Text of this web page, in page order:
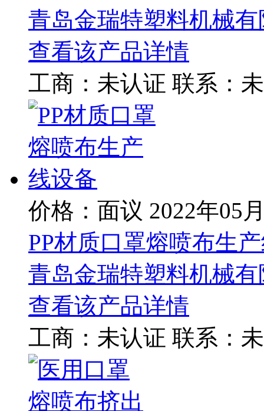
青岛金瑞特塑料机械
查看该产品详情
工商： 未认证 联系：
价格：面议 2022年05
PP材质口罩熔喷布生
青岛金瑞特塑料机械
查看该产品详情
工商： 未认证 联系：